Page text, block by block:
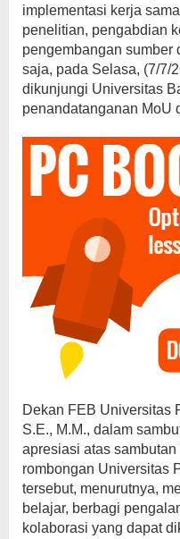
implementasi kerja
penelitian, pengabdian
pengembangan sumber
saja, pada Selasa, (7/7/
dikunjungi Universitas
penandatanganan MoU
Dekan FEB Universitas
S.E., M.M., dalam
apresiasi atas
rombongan Universitas
tersebut, menurutnya,
belajar, berbagi
kolaborasi yang dapat